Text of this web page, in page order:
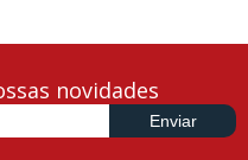
novidades